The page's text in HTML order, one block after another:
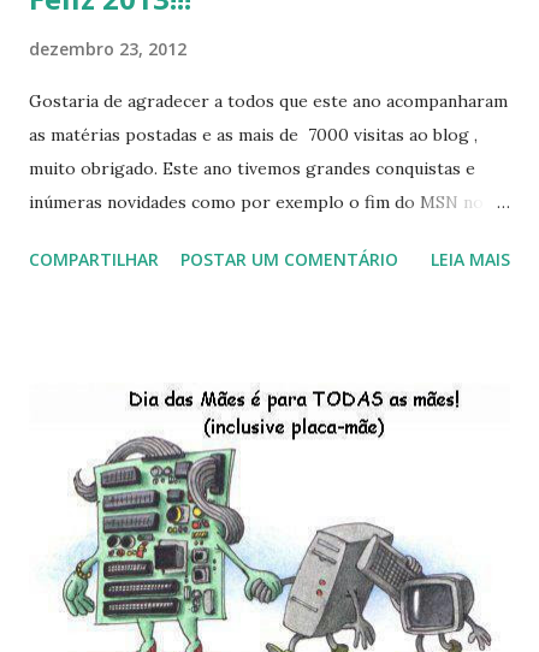
dezembro 23, 2012
Gostaria de agradecer a todos que este ano acompanharam
as matérias postadas e as mais de 7000 visitas ao blog ,
muito obrigado. Este ano tivemos grandes conquistas e
inúmeras novidades como por exemplo o fim do MSN no
do Kaiana que será lançada em 2013, distro nacional , a
do LibreOffice , o IX Latinoware, a Microsoft boicotando o
Linux (como sempre), o lançamento do Windows 8 e a sua
baixa taxa de adesão pelos usuários, entre out ros. Gostaria
de desejar a todos Boas Festas e que em 2013 possamos
estar juntos novamente. Feliz Natal!!!! F eli z 2013 a todos!!!
COMPARTILHAR POSTAR UM COMENTÁRIO LEIA MAIS